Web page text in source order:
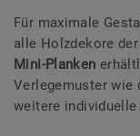
Für maximale
alle Holzdekore der
Mini-Planken
Verlegemuster wie
weitere